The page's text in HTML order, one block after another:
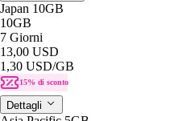
Japan 10GB
10GB
7 Giorni
13,00 USD
1,30 USD/GB
15% di sconto
Dettagli